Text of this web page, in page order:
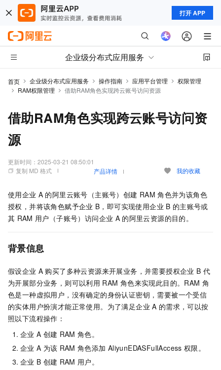
打开 APP
企业级分布式应用服务
首页 企业级分布式应用服务 操作指南 应用平台管理
权限管理
RAM权限管理
借助RAM角色实现跨云账号访问资源
借助RAM角色实现跨云账号访问资
源
更新时间： 2025-03-21 08:50:01
复制 MD 格式
产品详情 我的收藏
使用企业 A 的阿里云账号（主账号）创建 RAM 角色并为该角色
授权，并将该角色赋予企业 B，即可实现使用企业 B 的主账号或
其 RAM 用户（子账号）访问企业 A 的阿里云资源的目的。
背景信息
假设企业 A 购买了多种云资源来开展业务，并需要授权企业 B 代
为开展部分业务，则可以利用 RAM 角色来实现此目的。RAM 角
色是一种虚拟用户，没有确定的身份认证密钥，需要被一个受信
的实体用户扮演才能正常使用。为了满足企业 A 的需求，可以按
照以下流程操作：
企业 A 创建 RAM 角色。
企业 A 为该 RAM 角色添加 AliyunEDASFullAccess 权限。
企业 B 创建 RAM 用户。